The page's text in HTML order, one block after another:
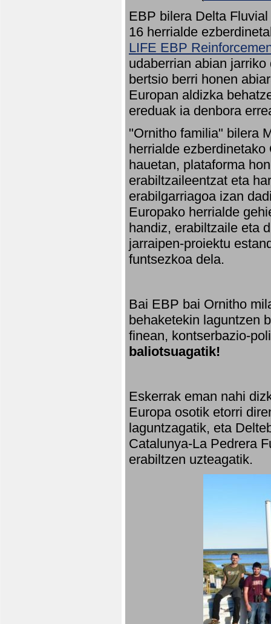
EBP bilera Delta
16 herrialde
LIFE EBP
udaberrian abian
bertsio berri honen
Europan aldizka
ereduak ia denbora
"Ornitho familia" bilera
herrialde
hauetan, plataforma
erabiltzaileentzat eta
erabilgarriagoa izan
Europako herrialde
handiz, erabiltzaile eta
jarraipen-proiektu
funtsezkoa dela.
Bai EBP bai Ornitho
behaketekin laguntzen
finean, kontserbazio-
baliotsuagatik!
Eskerrak eman nahi
Europa osotik etorri
laguntzagatik, eta
Catalunya-La Pedrera
erabiltzen uzteagatik.